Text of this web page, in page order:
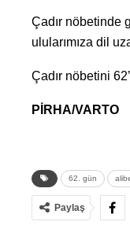
Çadır nöbetinde
ulularımıza dil
Çadır nöbetini
PİRHA/VARTO
62. gün
Paylaş